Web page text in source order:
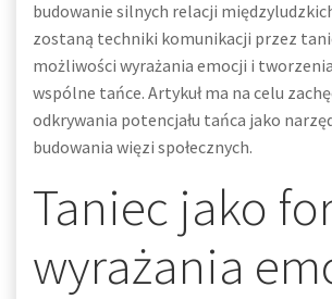
budowanie silnych relacji
zostaną techniki komunikacji przez
możliwości wyrażania emocji i
wspólne tańce. Artykuł ma na celu
odkrywania potencjału tańca jako
budowania więzi społecznych.
Taniec jako
wyrażania